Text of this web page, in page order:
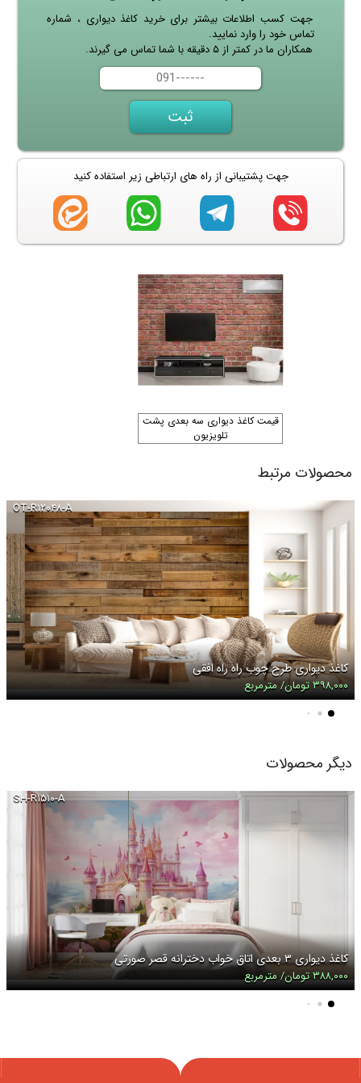
جهت کسب اطلاعات بیشتر برای خرید کاغذ دیواری ، شماره
تماس خود را وارد نمایید.
همکاران ما در کمتر از ۵ دقیقه با شما تماس می گیرند.
جهت پشتیبانی از راه های ارتباطی زیر استفاده کنید
قیمت کاغذ دیواری سه بعدی پشت
تلویزیون
محصولات مرتبط
OT-R۱۲۰۴۸-A
کاغذ دیواری طرح چوب راه راه افقی
۳۹۸,۰۰۰ تومان/ مترمربع
دیگر محصولات
SH-R۱۵۱۰-A
کاغذ دیواری ۳ بعدی اتاق خواب دخترانه قصر صورتی
۳۸۸,۰۰۰ تومان/ مترمربع